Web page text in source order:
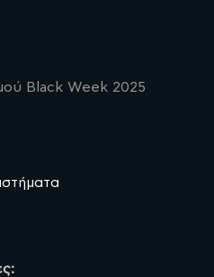
Black Week 2025